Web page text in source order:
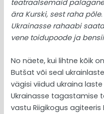
teatraalsemaid
ära Kurski, sest raha põle
Ukrainasse rahaabi
vene toidupoode ja
No näete, kui lihtne kõik
Butšat või seal
vägisi viidud ukraina
Ukrainasse tagastamise
vastu Riigikogus agiteeris